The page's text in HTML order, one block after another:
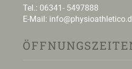
Tel.: 06341- 5497888
E-Mail: i